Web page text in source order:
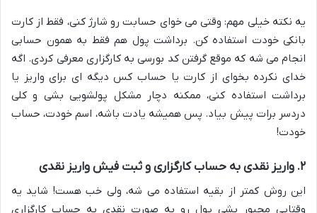
یه نکته خیلی مهم: وقتی می خوای حسابت رو شارژ کنی، فقط از کارت
بانکی خودت استفاده کن. برداشت پول هم فقط به همون حسابی
انجام می شه که موقع گرفتن کد بورسی به کارگزاری معرفی کردی. اگه
خدای نکرده بخوای از کارت یا حساب کس دیگه ای برای واریز یا
برداشت استفاده کنی، ممکنه دچار مشکل پولشویی بشی و کلی
دردسر برات پیش بیاد. پس همیشه یادت باشه، اسم خودت، حساب
خودت!
۲. واریز نقدی به حساب کارگزاری و ثبت فیش واریز نقدی
این روش کمتر از بقیه استفاده می شه، ولی خب هست! شاید یه
وقتایی مجبور بشی پول رو به صورت نقدی به حساب کارگزاری